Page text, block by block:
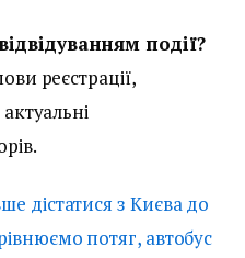
події?
реєстрації,
дістатися з Києва до
потяг, автобус